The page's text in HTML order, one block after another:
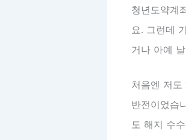
청년도약계
요. 그런데
거나 아예
처음엔 저도
반전이었습
도 해지 수